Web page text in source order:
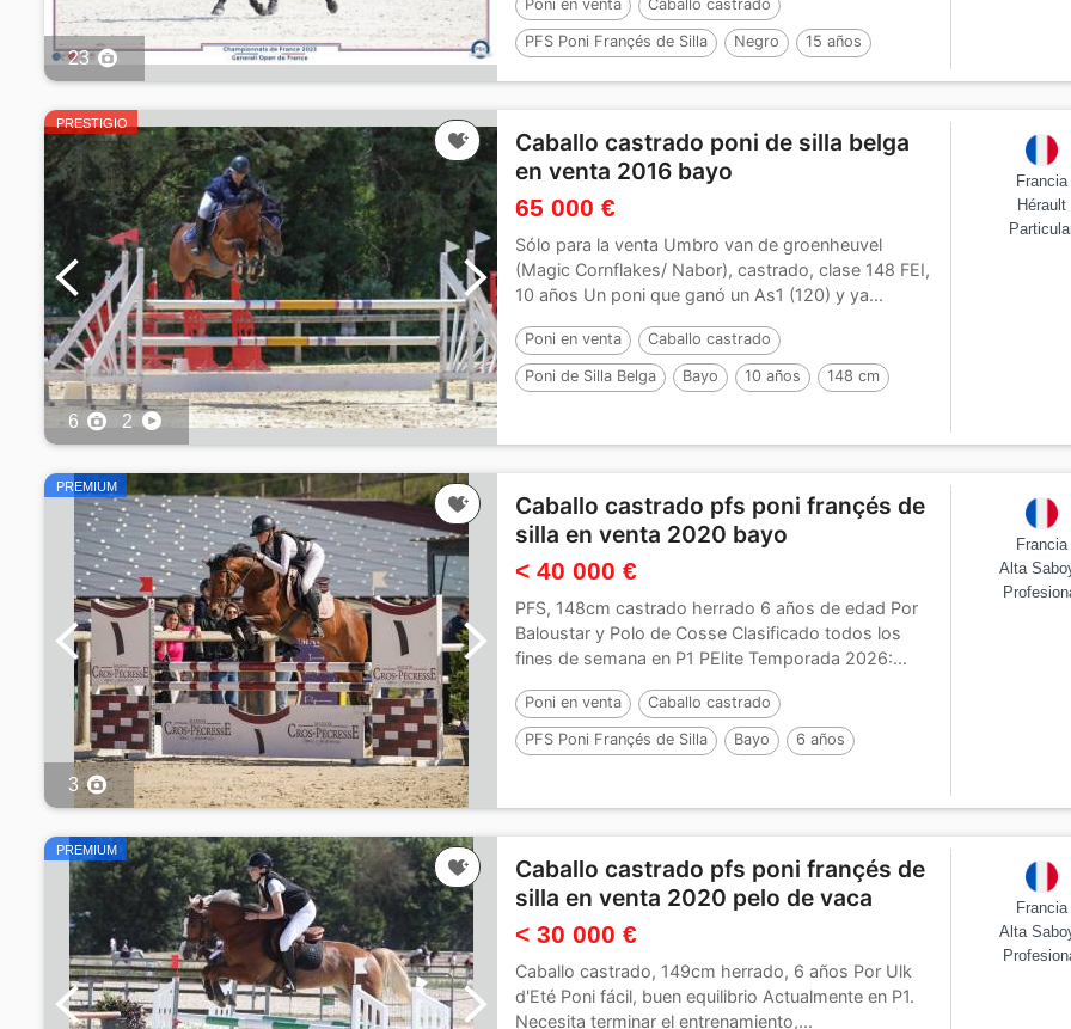
23
Poni en venta Caballo castrado
PFS Poni Françés de Silla Negro 15 años
149 cm Por :HILKENS BLACK DELIGHT
PRESTIGIO
6 2
Caballo castrado poni de silla belga
en venta 2016 bayo
65 000 €
Sólo para la venta Umbro van de groenheuvel
(Magic Cornflakes/ Nabor), castrado, clase 148 FEI,
10 años Un poni que ganó un As1 (120) y ya...
Poni en venta Caballo castrado
Poni de Silla Belga Bayo 10 años 148 cm
Francia
Hérault
PREMIUM
3
Caballo castrado pfs poni françés de
silla en venta 2020 bayo
< 40 000 €
PFS, 148cm castrado herrado 6 años de edad Por
Baloustar y Polo de Cosse Clasificado todos los
fines de semana en P1 PElite Temporada 2026:...
Poni en venta Caballo castrado
PFS Poni Françés de Silla Bayo 6 años
Francia
Alta
PREMIUM
Caballo castrado pfs poni françés de
silla en venta 2020 pelo de vaca
< 30 000 €
Caballo castrado, 149cm herrado, 6 años Por Ulk
d'Eté Poni fácil, buen equilibrio Actualmente en P1.
Necesita terminar el entrenamiento,...
Francia
Alta